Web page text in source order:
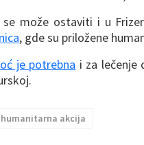
može ostaviti i u
, gde su priložene
je potrebna i za lečenje
humanitarna akcija